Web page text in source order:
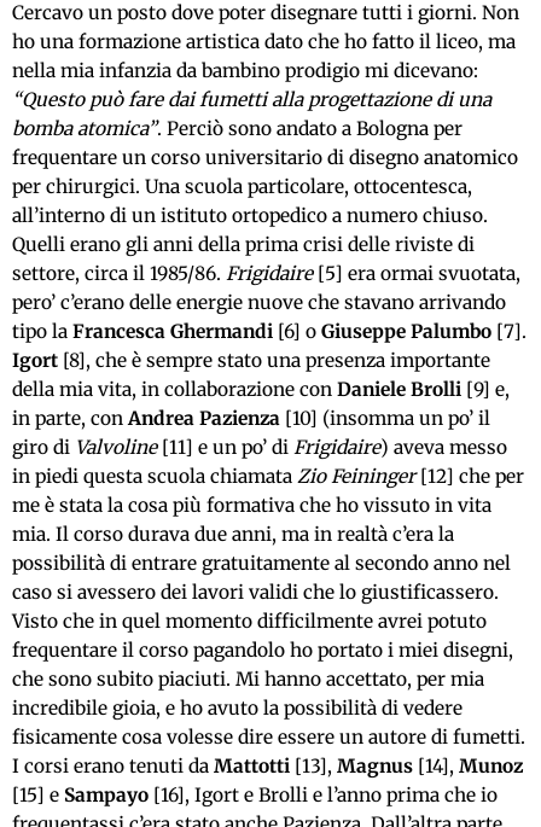
Cercavo un posto dove poter disegnare tutti i giorni. Non
ho una formazione artistica dato che ho fatto il liceo, ma
nella mia infanzia da bambino prodigio mi dicevano:
“Questo può fare dai fumetti alla progettazione di una
bomba atomica”. Perciò sono andato a Bologna per
frequentare un corso universitario di disegno anatomico
per chirurgici. Una scuola particolare, ottocentesca,
all’interno di un istituto ortopedico a numero chiuso.
Quelli erano gli anni della prima crisi delle riviste di
settore, circa il 1985/86. Frigidaire[5] era ormai svuotata,
pero’ c’erano delle energie nuove che stavano arrivando
tipo la Francesca Ghermandi [6] o Giuseppe Palumbo [7].
Igort [8], che è sempre stato una presenza importante
della mia vita, in collaborazione con Daniele Brolli [9] e,
in parte, conAndrea Pazienza [10] (insomma un po’ il
giro di Valvoline[11] e un po’ di Frigidaire) aveva messo
in piedi questa scuola chiamata Zio Feininger[12] che per
me è stata la cosa più formativa che ho vissuto in vita
mia. Il corso durava due anni, ma in realtà c’era la
possibilità di entrare gratuitamente al secondo anno nel
caso si avessero dei lavori validi che lo giustificassero.
Visto che in quel momento difficilmente avrei potuto
frequentare il corso pagandolo ho portato i miei disegni,
che sono subito piaciuti. Mi hanno accettato, per mia
incredibile gioia, e ho avuto la possibilità di vedere
fisicamente cosa volesse dire essere un autore di fumetti.
I corsi erano tenuti da Mattotti [13], Magnus [14], Munoz
[15] e Sampayo [16], Igort e Brolli e l’anno prima che io